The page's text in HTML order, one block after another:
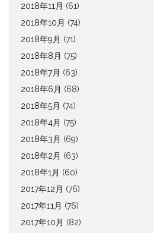
2018年11月 (61)
2018年10月 (74)
2018年9月 (71)
2018年8月 (75)
2018年7月 (63)
2018年6月 (68)
2018年5月 (74)
2018年4月 (75)
2018年3月 (69)
2018年2月 (63)
2018年1月 (60)
2017年12月 (76)
2017年11月 (76)
2017年10月 (82)